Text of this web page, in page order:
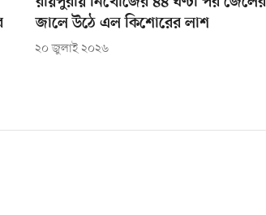
জালে উঠে এল কিশোরের লাশ
২০ জুলাই ২০২৬